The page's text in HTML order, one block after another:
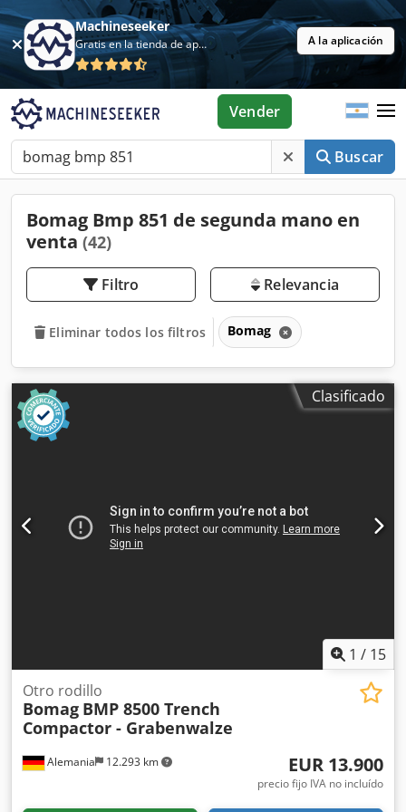
Machineseeker
Gratis en la tienda de aplicaciones A la aplicación
Buscar
Vender
Bomag Bmp 851 de segunda mano en
venta (42)
Filtro Relevancia
Eliminar todos los filtros Bomag
Clasificado
1 / 15
Alemania 12.293 km
Otro rodillo
Bomag BMP 8500 Trench
Compactor - Grabenwalze
EUR 13.900
precio fijo IVA no incluído